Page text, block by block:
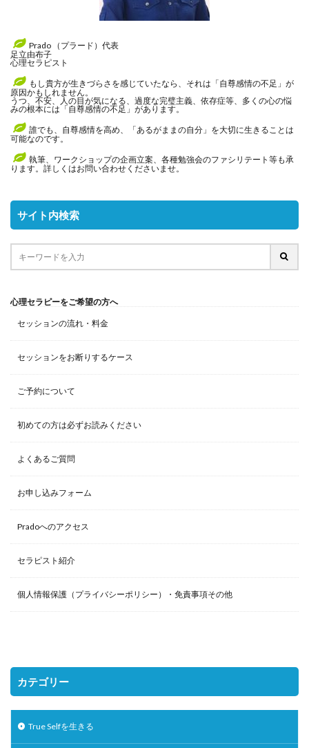
Prado （プラード）代表
足立由布子
心理セラピスト
もし貴方が生きづらさを感じていたなら、それは「自尊感情の不足」が
原因かもしれません。
うつ、不安、人の目が気になる、過度な完璧主義、依存症等、多くの心の悩
みの根本には「自尊感情の不足」があります。
誰でも、自尊感情を高め、「あるがままの自分」を大切に生きることは
可能なのです。
執筆、ワークショップの企画立案、各種勉強会のファシリテート等も承
ります。詳しくはお問い合わせくださいませ。
サイト内検索
心理セラピーをご希望の方へ
セッションの流れ・料金
セッションをお断りするケース
ご予約について
初めての方は必ずお読みください
よくあるご質問
お申し込みフォーム
Pradoへのアクセス
セラピスト紹介
個人情報保護（プライバシーポリシー）・免責事項その他
カテゴリー
True Selfを生きる